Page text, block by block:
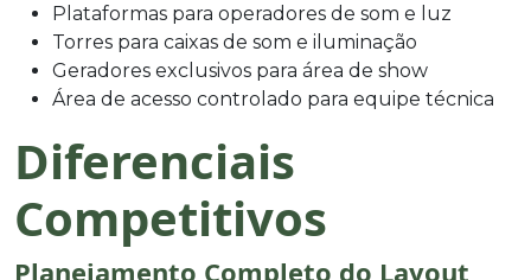
Plataformas para operadores de som e luz
Torres para caixas de som e iluminação
Geradores exclusivos para área de show
Área de acesso controlado para equipe técnica
Diferenciais
Competitivos
Planejamento Completo do Layout